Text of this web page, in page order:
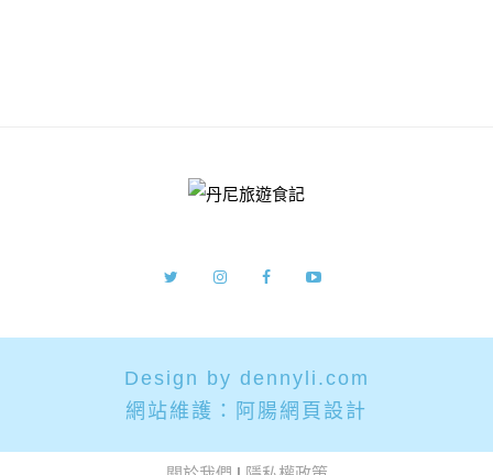
Design by dennyli.com
網站維護： 阿腸網頁設計